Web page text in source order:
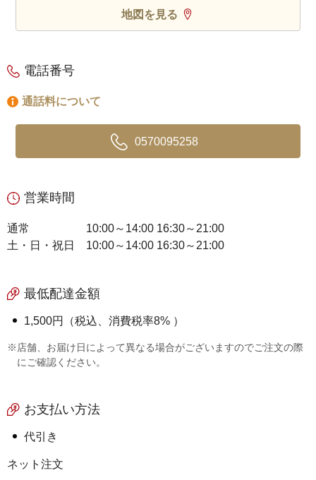
地図を見る
電話番号
通話料について
0570095258
営業時間
通常
10:00～14:00 16:30～21:00
土・日・祝日
10:00～14:00 16:30～21:00
最低配達金額
1,500円（税込、消費税率8% ）
※店舗、お届け日によって異なる場合がございますのでご注文の際
にご確認ください。
お支払い方法
代引き
ネット注文